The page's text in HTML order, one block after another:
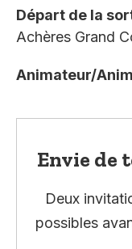
Départ de la
Achères Grand
Animateur/
Envie de
Deux
possibles